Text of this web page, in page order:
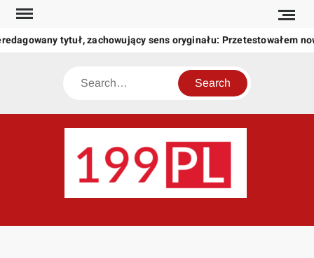
Skip
content
tytuł, zachowujący sens oryginału: Przetestowałem
Search
świat